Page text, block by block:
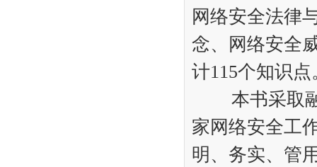
网络安全法律
念、网络安全
计115个知
本书采取融
家网络安全工
明、务实、管